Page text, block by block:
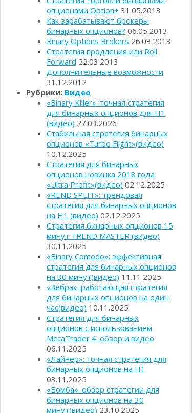
опционами Option+ 31.05.2013
Как зарабатывают брокеры
бинарных опционов? 06.05.2013
Binary Options Brokers 26.03.2013
Стратегия продления или Roll
Forward 22.03.2013
Дополнительные возможности
31.12.2012
Рубрики: Видео
«Binary Killer»: точная стратегия
для бинарных опционов для Н1
(видео) 27.03.2026
Стабильная стратегия бинарных
опционов «Turbo Flight»(видео)
10.12.2025
Стратегия для бинарных
опционов новинка 2018 года
«Ultra Profit»(видео) 02.12.2025
«REND SPLIT»: трендовая
стратегия для бинарных опционов
на H1 (видео) 02.12.2025
Стратегия бинарных опционов 15
минут TREND MASTER (видео)
30.11.2025
«Binary Comodo»: эффективная
стратегия для бинарных опционов
на 30 минут(видео) 11.11.2025
«Зебра»: работающая стратегия
для бинарных опционов на один
час(видео) 10.11.2025
Стратегия для бинарных
опционов с использованием
MetaTrader 4: обзор и видео
06.11.2025
«Лайнер»: точная стратегия для
бинарных опционов на Н1
03.11.2025
«Бомба»: обзор стратегии для
бинарных опционов на 30
минут(видео) 23.10.2025